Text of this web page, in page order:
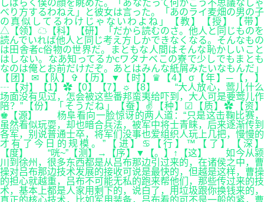
しばらく僕の顔を眺めた。「あなたって何かこう不思議なしゃ
べり方するわねえ」と彼女は言った。「あのライ麦畑の男の子
の真似してるわけじゃないわよね」【教】【授】【带】
△【领】☁【科】【研】「だから読むのさ。他人と同じものを
読んでいれば他人と同じ考え方しかできなくなる。そんなもの
は田舎者c俗物の世界だ。まともな人間はそんな恥かしいこと
はしない。なあ知ってるかcワタナベこの寮で少しでもまとも
なのは俺とお前だけだぞ。あとはみんな紙屑みたいなもんだ」
【团】✉【队】✞【历】▼【时】♛【4】σ【年】─【，】
┄【对】【1】✿【0】【7】☼【8】 “大人放心，莺儿什么
场面没有见过，怎会被这些番邦蛮夷给吓到，大人可是要莺儿作
陪？”【份】「そうだね」【蚕】✌【种】☑【质】✿【资】
♚【源】 杨阜看向一脸惊讶的两人道：“只是这击鞠比赛，
虽然看似玩耍，却也暗合兵法，被军中将士青睐，后来逐渐传到
各军，别说普通士卒，将军们没事也爱组织人玩上几把，慢慢的
才有了今日的规模。”【进】♋【行】™【了】【深】
【度】 “咣~”【测】→【序】▼【。】↑【这】 如今从颍
川到徐州，很多东西都是从吕布那边引过来的，在诸侯之中，曹
操对吕布那边技术发展的接收可说是最快的，但越是这样，曹操
的担心就越重，吕布不可能无私的跑来帮他们，那些传过来的技
术，基本上都是人家用剩下的，说白了，用垃圾跟你换钱来的，
真正的核心技术，比如军用装备，吕布看的可不是一般的紧，曹